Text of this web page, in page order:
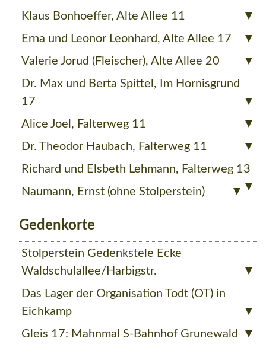
Klaus Bonhoeffer, Alte Allee 11
Erna und Leonor Leonhard, Alte Allee 17
Valerie Jorud (Fleischer), Alte Allee 20
Dr. Max und Berta Spittel, Im Hornisgrund
17
Alice Joel, Falterweg 11
Dr. Theodor Haubach, Falterweg 11
Richard und Elsbeth Lehmann, Falterweg 13
Naumann, Ernst (ohne Stolperstein)
Gedenkorte
Stolperstein Gedenkstele Ecke
Waldschulallee/Harbigstr.
Das Lager der Organisation Todt (OT) in
Eichkamp
Gleis 17: Mahnmal S-Bahnhof Grunewald